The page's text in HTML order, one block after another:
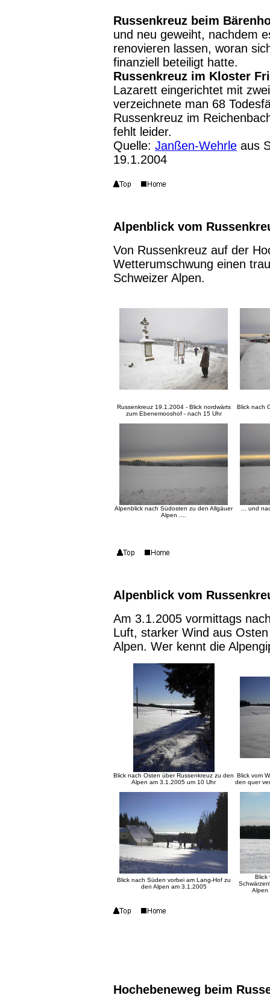
Russenkreuz beim
und neu geweiht, nachdem
renovieren lassen, woran
finanziell beteiligt hatte.
Russenkreuz im Kloster
Lazarett eingerichtet mit
verzeichnete man 68
Russenkreuz im
fehlt leider.
Quelle: Janßen-Wehrle aus
19.1.2004
Alpenblick vom
Von Russenkreuz auf der
Wetterumschwung einen
Schweizer Alpen.
Russenkreuz 19.1.2004 - Blick nordwärts
zum Ebenemooshof - nach 15 Uhr
Blick nach
Alpenblick nach Südosten zu den Allgäuer
Alpen ....
... und
Alpenblick vom
Am 3.1.2005 vormittags
Luft, starker Wind aus
Alpen. Wer kennt die
Blick nach Osten über Russenkreuz zu den
Alpen am 3.1.2005 um 10 Uhr
Blick vom
den quer
Blick nach Süden vorbei am Lang-Hof zu
den Alpen am 3.1.2005
Blick
Alpen
Hochebeneweg beim